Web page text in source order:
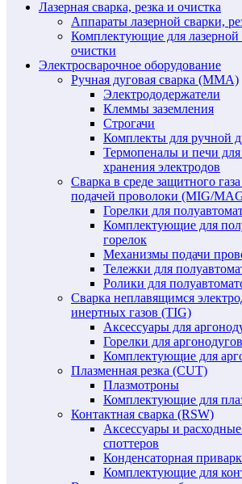
Лазерная сварка, резка и очистка
Аппараты лазерной сварки,
Комплектующие для лазерной
очистки
Электросварочное оборудование
Ручная дуговая сварка (MMA)
Электрододержатели
Клеммы заземления
Строгачи
Комплекты для ручной
Термопеналы и печи
хранения электродов
Сварка в среде защитного
подачей проволоки (MIG/
Горелки для
Комплектующие для
горелок
Механизмы подачи
Тележки для
Ролики для
Сварка неплавящимся
инертных газов (TIG)
Аксессуары для
Горелки для
Комплектующие для
Плазменная резка (CUT)
Плазмотроны
Комплектующие для
Контактная сварка (RSW)
Аксессуары и
споттеров
Конденсаторная
Комплектующие для